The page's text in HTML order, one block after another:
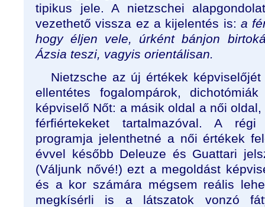
tipikus jele. A nietzschei
vezethető vissza ez a kijelentés is: a
hogy éljen vele, úrként bánjon
Ázsia teszi, vagyis orientálisan.
Nietzsche az új értékek
ellentétes fogalompárok,
képviselő Nőt: a másik oldal a női
férfiértekeket tartalmazóval. A régi
programja jelenthetné a női értékek
évvel később Deleuze és Guattari
(Váljunk nővé!) ezt a megoldást
és a kor számára mégsem reális
megkísérli is a látszatok vonzó